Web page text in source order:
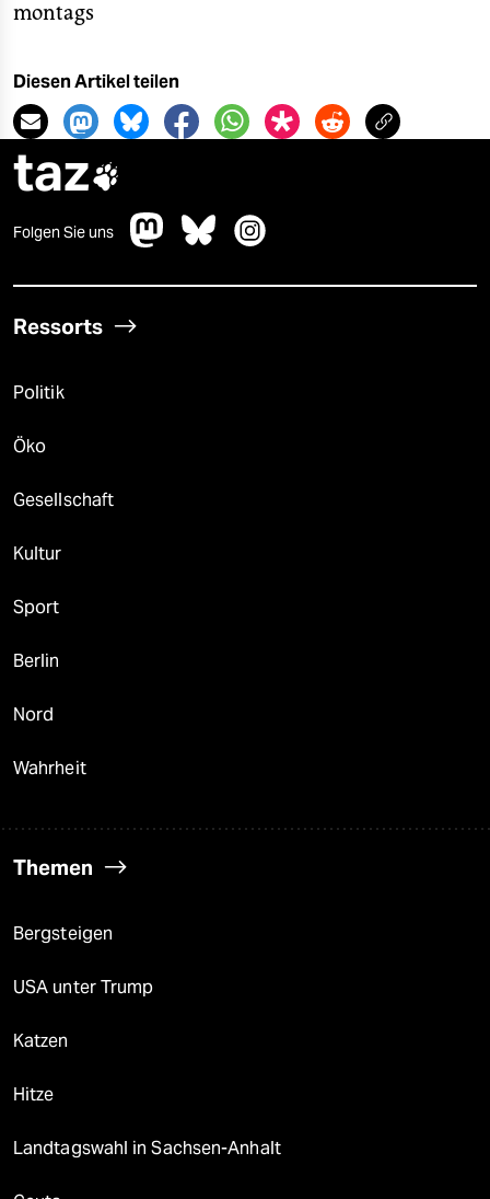
montags
Diesen Artikel teilen
taz
Folgen Sie uns
Ressorts
Politik
Öko
Gesellschaft
Kultur
Sport
Berlin
Nord
Wahrheit
Themen
Bergsteigen
USA unter Trump
Katzen
Hitze
Landtagswahl in Sachsen-Anhalt